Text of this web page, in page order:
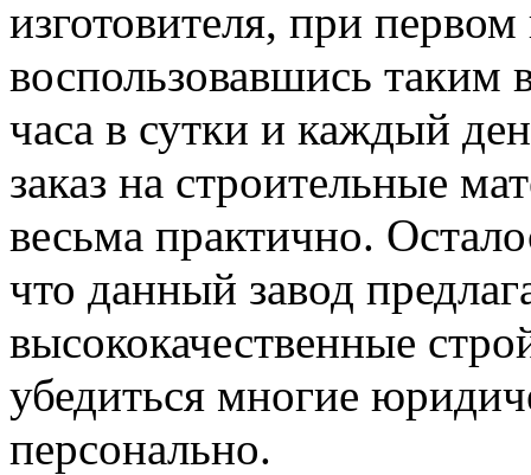
изготовителя, при
воспользовавшись таким
часа в сутки и каждый
заказ на строительные
весьма практично.
что данный завод
высококачественные
убедиться многие
персонально.